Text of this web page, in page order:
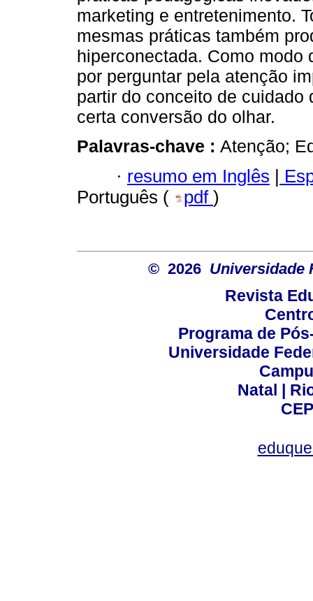
marketing e entretenimento.
mesmas práticas também
hiperconectada. Como
por perguntar pela atenção
partir do conceito de
certa conversão do olhar.
Palavras-chave : Atenção;
· resumo em Inglês |
Português (
pdf )
© 2026 Universidade
Revista
Programa de
Universidade
Natal |